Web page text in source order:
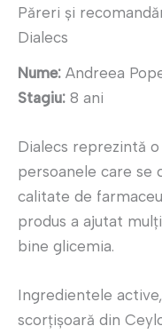
Păreri și
Dialecs
Nume: Andreea
Stagiu: 8 ani
Dialecs reprezintă
persoanele care se
calitate de
produs a ajutat
bine glicemia.
Ingredientele
scorțișoară din